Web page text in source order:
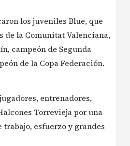
los juveniles Blue, que
de la Comunitat Valenciana,
campeón de Segunda
de la Copa Federación.
entrenadores,
Torrevieja por una
trabajo, esfuerzo y grandes